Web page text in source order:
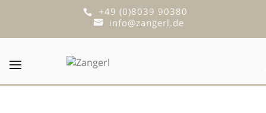
+49 (0)8039 90380
info@zangerl.de